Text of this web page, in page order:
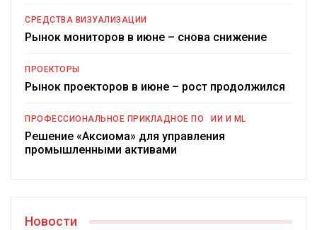
СРЕДСТВА ВИЗУАЛИЗАЦИИ
Рынок мониторов в июне – снова снижение
ПРОЕКТОРЫ
Рынок проекторов в июне – рост продолжился
ПРОФЕССИОНАЛЬНОЕ ПРИКЛАДНОЕ ПО ИИ И ML
Решение «Аксиома» для управления
промышленными активами
Новости